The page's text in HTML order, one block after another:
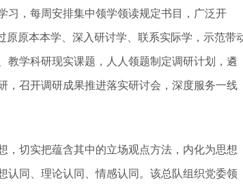
，每周安排集中领学领读规定书目，广泛开
原原本本学、深入研讨学、联系实际学，示范带
教学科研现实课题，人人领题制定调研计划，遴
，召开调研成果推进落实研讨会，深度服务一线
切实把蕴含其中的立场观点方法，内化为思想
认同、理论认同、情感认同。该总队组织党委领